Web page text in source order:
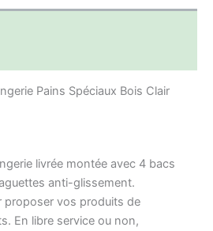
Pains Spéciaux Bois Clair
livrée montée avec 4 bacs
anti-glissement.
proposer vos produits de
En libre service ou non,